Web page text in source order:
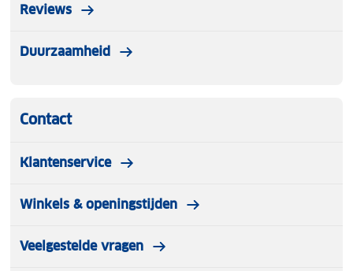
Reviews
Duurzaamheid
Contact
Klantenservice
Winkels & openingstijden
Veelgestelde vragen